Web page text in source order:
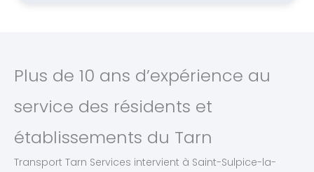
Plus de 10 ans d’expérience au
service des résidents et
établissements du Tarn
Transport Tarn Services intervient à Saint-Sulpice-la-